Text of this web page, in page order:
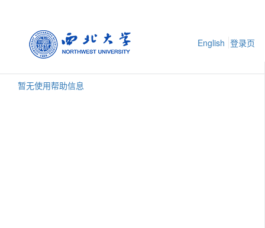
English 登录页
暂无使用帮助信息